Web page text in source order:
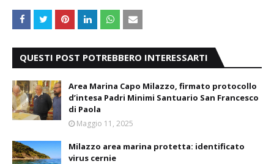
QUESTI POST POTREBBERO INTERESSARTI
Area Marina Capo Milazzo, firmato protocollo
d’intesa Padri Minimi Santuario San Francesco
di Paola
Maggio 11, 2025
Milazzo area marina protetta: identificato
virus cernie